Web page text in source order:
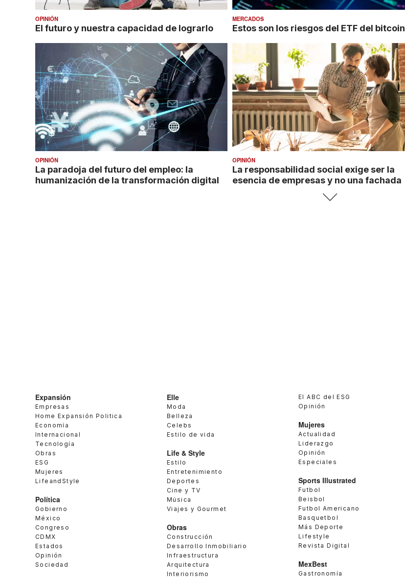
OPINIÓN
El futuro y nuestra capacidad de lograrlo
MERCADOS
Estos son los riesgos del ETF del bitcoin
OPINIÓN
La paradoja del futuro del empleo: la
humanización de la transformación digital
OPINIÓN
La responsabilidad social exige ser la
esencia de empresas y no una fachada
Expansión
Empresas
Home Expansión Politica
Economía
Internacional
Tecnología
Obras
ESG
Mujeres
LifeandStyle
Política
Gobierno
México
Congreso
CDMX
Estados
Opinión
Sociedad
Elle
Moda
Belleza
Celebs
Estilo de vida
Life & Style
Estilo
Entretenimiento
Deportes
Cine y TV
Música
Viajes y Gourmet
Obras
Construcción
Desarrollo Inmobiliario
Infraestructura
Arquitectura
Interiorismo
El ABC del ESG
Opinión
Mujeres
Actualidad
Liderazgo
Opinión
Especiales
Sports Illustrated
Futbol
Beisbol
Futbol Americano
Basquetbol
Más Deporte
Lifestyle
Revista Digital
MexBest
Gastronomía